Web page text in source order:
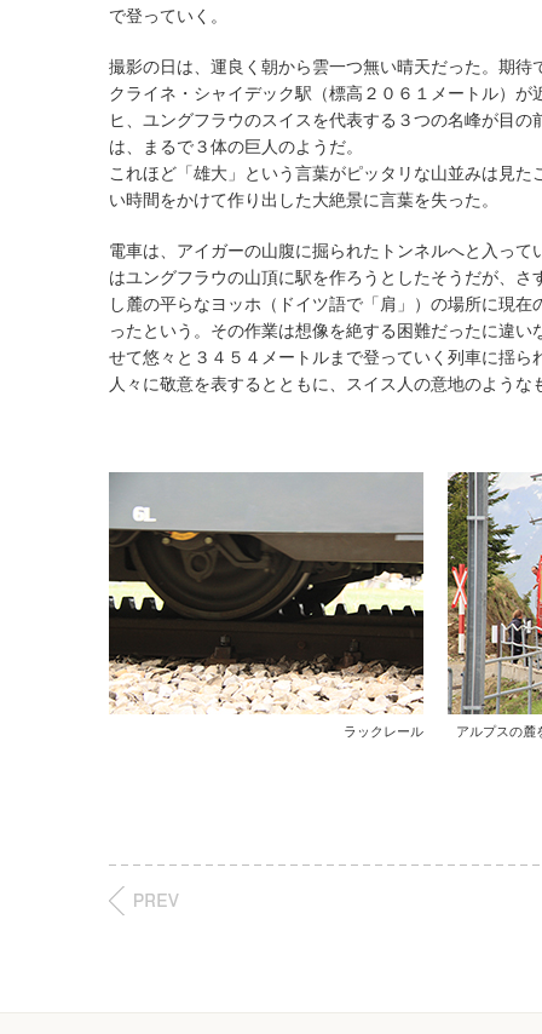
で登っていく。
撮影の日は、運良く朝から雲一つ無い晴天だった。期待
クライネ・シャイデック駅（標高２０６１メートル）が
ヒ、ユングフラウのスイスを代表する３つの名峰が目の
は、まるで３体の巨人のようだ。
これほど「雄大」という言葉がピッタリな山並みは見た
い時間をかけて作り出した大絶景に言葉を失った。
電車は、アイガーの山腹に掘られたトンネルへと入って
はユングフラウの山頂に駅を作ろうとしたそうだが、さ
し麓の平らなヨッホ（ドイツ語で「肩」）の場所に現在
ったという。その作業は想像を絶する困難だったに違い
せて悠々と３４５４メートルまで登っていく列車に揺ら
人々に敬意を表するとともに、スイス人の意地のような
ラックレール アルプスの